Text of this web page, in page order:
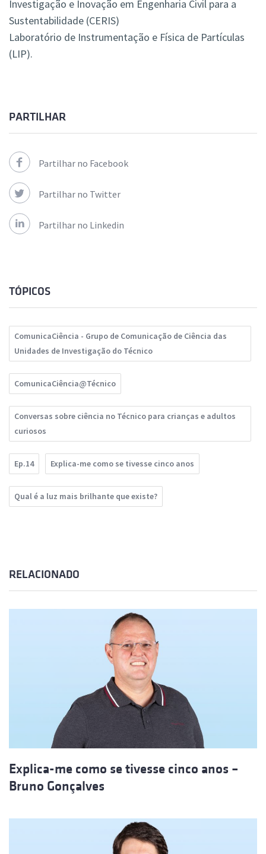
Investigação e Inovação em Engenharia Civil para a
Sustentabilidade (CERIS)
Laboratório de Instrumentação e Física de Partículas
(LIP).
PARTILHAR
Partilhar no Facebook
Partilhar no Twitter
Partilhar no Linkedin
TÓPICOS
ComunicaCiência - Grupo de Comunicação de Ciência das
Unidades de Investigação do Técnico
ComunicaCiência@Técnico
Conversas sobre ciência no Técnico para crianças e adultos
curiosos
Ep.14 Explica-me como se tivesse cinco anos
Qual é a luz mais brilhante que existe?
RELACIONADO
Explica-me como se tivesse cinco anos –
Bruno Gonçalves